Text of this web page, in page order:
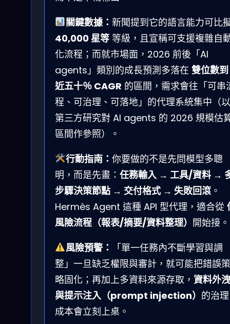
關鍵數據： 新聞提到它的語言能力可比
40,000 星等 等級，且宣稱可支援複雜自
化流程；而就市場面，2026 前後「AI
agents」類別的成長預測多落在 雙位數到
近五十％ CAGR 的區間，需求會往「可串
程、可治理、可落地」的代理系統集中（以
第三方研究對 AI agents 的 2026 規模估
區間作參照）。
行動指南： 你要做的不是先問模型多聰
明，而是先畫： 任務輸入 → 工具/資料 →
步驟決策節點 → 交付格式 → 失敗回滾 。
Hermès Agent 這種 API 型代理，適合從
風險流程（報表/摘要/資料整理） 開始接。
風險預警：
「單一任務內不斷學習與調
整」一旦缺乏權限與審計，就可能把錯誤策
略固化；再加上多資料來源存取， 資料外洩
與提示注入（prompt injection） 的治理
成本會立刻上桌。